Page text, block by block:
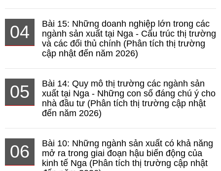
04
Bài 15: Những doanh nghiệp lớn trong các
ngành sản xuất tại Nga - Cấu trúc thị trường
và các đối thủ chính (Phân tích thị trường
cập nhật đến năm 2026)
05
Bài 14: Quy mô thị trường các ngành sản
xuất tại Nga - Những con số đáng chú ý cho
nhà đầu tư (Phân tích thị trường cập nhật
đến năm 2026)
06
Bài 10: Những ngành sản xuất có khả năng
mở ra trong giai đoạn hậu biến động của
kinh tế Nga (Phân tích thị trường cập nhật